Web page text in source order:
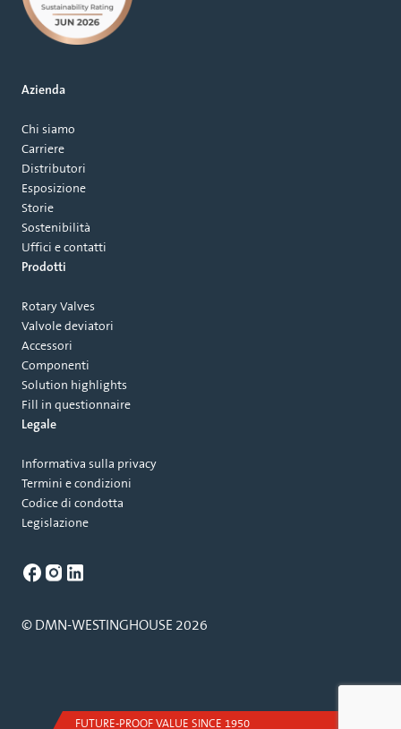
Azienda
Chi siamo
Carriere
Distributori
Esposizione
Storie
Sostenibilità
Uffici e contatti
Prodotti
Rotary Valves
Valvole deviatori
Accessori
Componenti
Solution highlights
Fill in questionnaire
Legale
Informativa sulla privacy
Termini e condizioni
Codice di condotta
Legislazione
© DMN-WESTINGHOUSE 2026
FUTURE-PROOF VALUE SINCE 1950